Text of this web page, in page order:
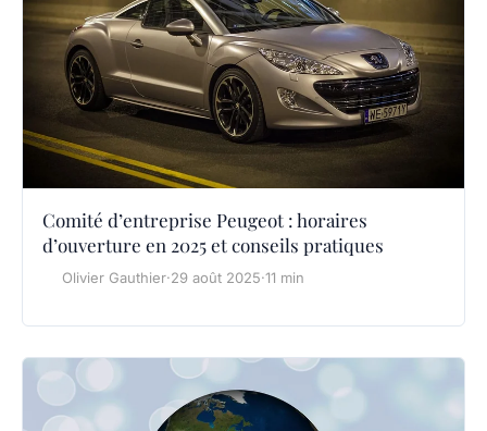
Comité d’entreprise Peugeot : horaires
d’ouverture en 2025 et conseils pratiques
Olivier Gauthier·29 août 2025·11 min